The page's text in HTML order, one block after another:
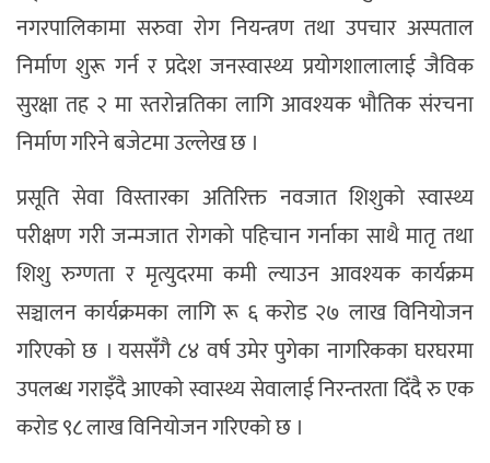
नगरपालिकामा सरुवा रोग नियन्त्रण तथा उपचार अस्पताल
निर्माण शुरू गर्न र प्रदेश जनस्वास्थ्य प्रयोगशालालाई जैविक
सुरक्षा तह २ मा स्तरोन्नतिका लागि आवश्यक भौतिक संरचना
निर्माण गरिने बजेटमा उल्लेख छ ।
प्रसूति सेवा विस्तारका अतिरिक्त नवजात शिशुको स्वास्थ्य
परीक्षण गरी जन्मजात रोगको पहिचान गर्नाका साथै मातृ तथा
शिशु रुग्णता र मृत्युदरमा कमी ल्याउन आवश्यक कार्यक्रम
सञ्चालन कार्यक्रमका लागि रू ६ करोड २७ लाख विनियोजन
गरिएको छ । यससंँगै ८४ वर्ष उमेर पुगेका नागरिकका घरघरमा
उपलब्ध गराइँदै आएको स्वास्थ्य सेवालाई निरन्तरता दिँदै रु एक
करोड ९८ लाख विनियोजन गरिएको छ ।